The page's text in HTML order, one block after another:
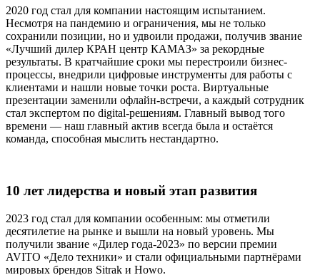
2020 год стал для компании настоящим испытанием.
Несмотря на пандемию и ограничения, мы не только
сохранили позиции, но и удвоили продажи, получив звание
«Лучший дилер КРАН центр КАМАЗ» за рекордные
результаты. В кратчайшие сроки мы перестроили бизнес-
процессы, внедрили цифровые инструменты для работы с
клиентами и нашли новые точки роста. Виртуальные
презентации заменили офлайн-встречи, а каждый сотрудник
стал экспертом по digital-решениям. Главный вывод того
времени — наш главный актив всегда была и остаётся
команда, способная мыслить нестандартно.
10 лет лидерства и новый этап развития
2023 год стал для компании особенным: мы отметили
десятилетие на рынке и вышли на новый уровень. Мы
получили звание «Дилер года-2023» по версии премии
AVITO «Дело техники» и стали официальными партнёрами
мировых брендов Sitrak и Howo.